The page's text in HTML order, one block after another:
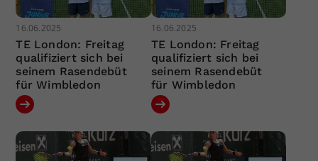
16.06.2025
TE London: Freitag
qualifiziert sich bei
seinem Rasendebüt
für Wimbledon
16.06.2025
TE London: Freitag
qualifiziert sich bei
seinem Rasendebüt
für Wimbledon